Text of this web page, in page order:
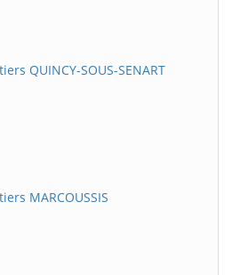
QUINCY-SOUS-SENART
MARCOUSSIS